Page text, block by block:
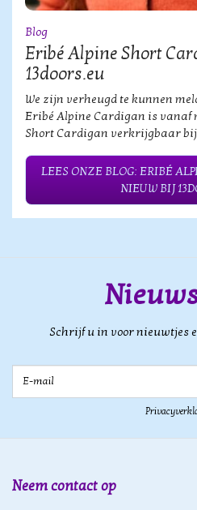
Blog
Eribé Alpine Short
13doors.eu
We zijn verheugd te kunnen
Eribé Alpine Cardigan is vanaf
Short Cardigan verkrijgbaar bij
LEES ONZE BLOG: ERIBÉ
NIEUW BIJ
Schrijf u in voor nieuwtjes
Neem contact op